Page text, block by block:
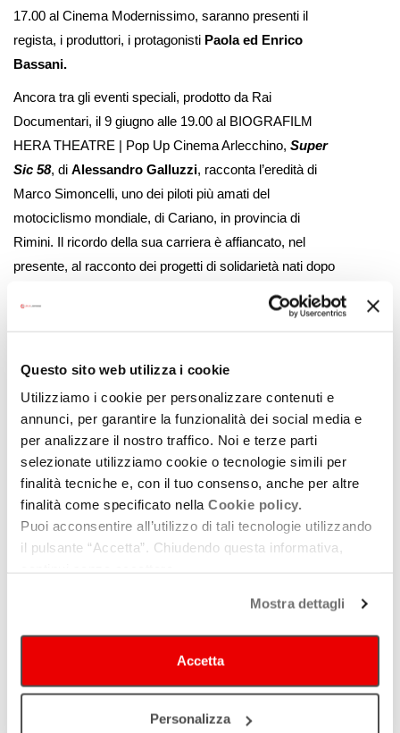
Questo sito web utilizza i cookie
Utilizziamo i cookie per personalizzare contenuti e
annunci, per garantire la funzionalità dei social media e
per analizzare il nostro traffico. Noi e terze parti
selezionate utilizziamo cookie o tecnologie simili per
finalità tecniche e, con il tuo consenso, anche per altre
finalità come specificato nella Cookie policy.
Puoi acconsentire all’utilizzo di tali tecnologie utilizzando
il pulsante “Accetta”. Chiudendo questa informativa,
Mostra dettagli
Accetta
Personalizza
17.00 al Cinema Modernissimo, saranno presenti il
regista, i produttori, i protagonisti Paola ed Enrico
Bassani.
Ancora tra gli eventi speciali, prodotto da Rai
Documentari, il 9 giugno alle 19.00 al BIOGRAFILM
HERA THEATRE | Pop Up Cinema Arlecchino, Super
Sic 58, di Alessandro Galluzzi, racconta l’eredità di
Marco Simoncelli, uno dei piloti più amati del
motociclismo mondiale, di Cariano, in provincia di
Rimini. Il ricordo della sua carriera è affiancato, nel
presente, al racconto dei progetti di solidarietà nati dopo
è andato
Zavarise,Alexandra D’Onofrio; in programma tra gli
eventi speciali, presenta un grande maestro giocattolaio
che incontra bambini in tutta Italia per costruire giocattoli
e affrontare temi urgenti come l’ecologia e la pace. Per
l’anteprima mondiale, il 6 giugno alle 17.30 al
BIOGRAFILM HERA THEATRE | Pop Up Cinema
Arlecchino, saranno presenti le registe e il protagonista
Roberto Papetti, che è stato coordinatore e animatore,
Ravenna. Zavarise, D’Onofrio e Papetti incontreranno
anche i giovani detenuti dell’IPM Pietro Siciliani di
Bologna nell’ambito del progetto educativo di Biografilm
Tutta un’altra storia.
Bio to B – Industry Days, il mercato